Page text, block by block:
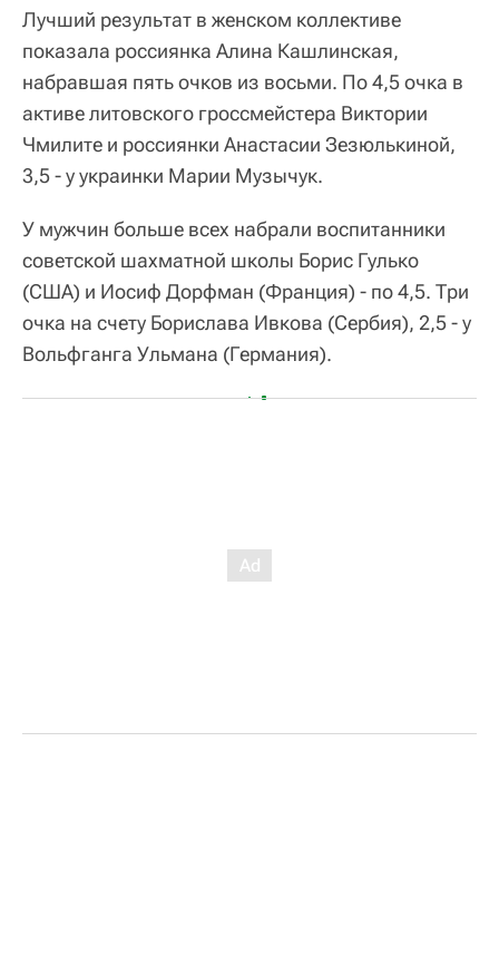
Лучший результат в женском коллективе
показала россиянка Алина Кашлинская,
набравшая пять очков из восьми. По 4,5 очка в
активе литовского гроссмейстера Виктории
Чмилите и россиянки Анастасии Зезюлькиной,
3,5 - у украинки Марии Музычук.
У мужчин больше всех набрали воспитанники
советской шахматной школы Борис Гулько
(США) и Иосиф Дорфман (Франция) - по 4,5. Три
очка на счету Борислава Ивкова (Сербия), 2,5 - у
Вольфганга Ульмана (Германия).